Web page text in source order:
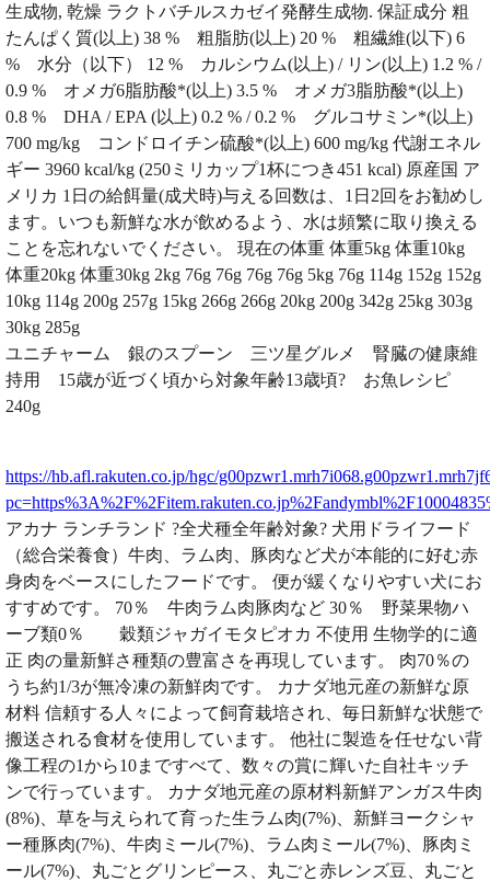
生成物, 乾燥 ラクトバチルスカゼイ発酵生成物. 保証成分 粗
たんぱく質(以上) 38 % 粗脂肪(以上) 20 % 粗繊維(以下) 6
% 水分（以下） 12 % カルシウム(以上) / リン(以上) 1.2 % /
0.9 % オメガ6脂肪酸*(以上) 3.5 % オメガ3脂肪酸*(以上)
0.8 % DHA / EPA (以上) 0.2 % / 0.2 % グルコサミン*(以上)
700 mg/kg コンドロイチン硫酸*(以上) 600 mg/kg 代謝エネル
ギー 3960 kcal/kg (250ミリカップ1杯につき451 kcal) 原産国 ア
メリカ 1日の給餌量(成犬時)与える回数は、1日2回をお勧めし
ます。いつも新鮮な水が飲めるよう、水は頻繁に取り換える
ことを忘れないでください。 現在の体重 体重5kg 体重10kg
体重20kg 体重30kg 2kg 76g 76g 76g 76g 5kg 76g 114g 152g 152g
10kg 114g 200g 257g 15kg 266g 266g 20kg 200g 342g 25kg 303g
30kg 285g
ユニチャーム 銀のスプーン 三ツ星グルメ 腎臓の健康維
持用 15歳が近づく頃から対象年齢13歳頃? お魚レシピ
240g
https://hb.afl.rakuten.co.jp/hgc/
アカナ ランチランド ?全犬種全年齢対象? 犬用ドライフード
（総合栄養食）牛肉、ラム肉、豚肉など犬が本能的に好む赤
身肉をベースにしたフードです。 便が緩くなりやすい犬にお
すすめです。 70％ 牛肉ラム肉豚肉など 30％ 野菜果物ハ
ーブ類0％ 穀類ジャガイモタピオカ 不使用 生物学的に適
正 肉の量新鮮さ種類の豊富さを再現しています。 肉70％の
うち約1/3が無冷凍の新鮮肉です。 カナダ地元産の新鮮な原
材料 信頼する人々によって飼育栽培され、毎日新鮮な状態で
搬送される食材を使用しています。 他社に製造を任せない背
像工程の1から10まですべて、数々の賞に輝いた自社キッチ
ンで行っています。 カナダ地元産の原材料新鮮アンガス牛肉
(8%)、草を与えられて育った生ラム肉(7%)、新鮮ヨークシャ
ー種豚肉(7%)、牛肉ミール(7%)、ラム肉ミール(7%)、豚肉ミ
ール(7%)、丸ごとグリンピース、丸ごと赤レンズ豆、丸ごと